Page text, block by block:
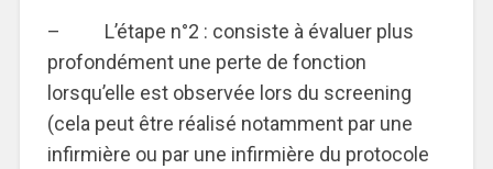
– L’étape n°2 : consiste à évaluer plus
profondément une perte de fonction
lorsqu’elle est observée lors du screening
(cela peut être réalisé notamment par une
infirmière ou par une infirmière du protocole